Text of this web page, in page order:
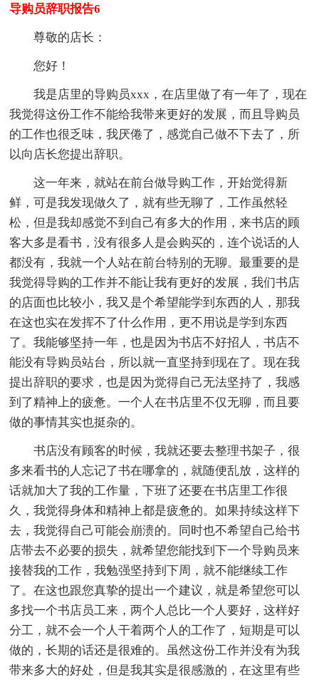
导购员辞职报告6
尊敬的店长：
您好！
我是店里的导购员xxx，在店里做了有一年了，现在
我觉得这份工作不能给我带来更好的发展，而且导购员
的工作也很乏味，我厌倦了，感觉自己做不下去了，所
以向店长您提出辞职。
这一年来，就站在前台做导购工作，开始觉得新
鲜，可是我发现做久了，就有些无聊了，工作虽然轻
松，但是我却感觉不到自己有多大的作用，来书店的顾
客大多是看书，没有很多人是会购买的，连个说话的人
都没有，我就一个人站在前台特别的无聊。最重要的是
我觉得导购的工作并不能让我有更好的发展，我们书店
的店面也比较小，我又是个希望能学到东西的人，那我
在这也实在发挥不了什么作用，更不用说是学到东西
了。我能够坚持一年，也是因为书店不好招人，书店不
能没有导购员站台，所以就一直坚持到现在了。现在我
提出辞职的要求，也是因为觉得自己无法坚持了，我感
到了精神上的疲惫。一个人在书店里不仅无聊，而且要
做的事情其实也挺杂的。
书店没有顾客的时候，我就还要去整理书架子，很
多来看书的人忘记了书在哪拿的，就随便乱放，这样的
话就加大了我的工作量，下班了还要在书店里工作很
久，我觉得身体和精神上都是疲惫的。如果持续这样下
去，我觉得自己可能会崩溃的。同时也不希望自己给书
店带去不必要的损失，就希望您能找到下一个导购员来
接替我的工作，我勉强坚持到下周，就不能继续工作
了。在这也跟您真挚的提出一个建议，就是希望您可以
多找一个书店员工来，两个人总比一个人要好，这样好
分工，就不会一个人干着两个人的工作了，短期是可以
做的，长期的话还是很难的。虽然这份工作并没有为我
带来多大的好处，但是我其实是很感激的，在这里有些